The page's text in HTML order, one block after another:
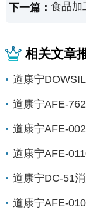
下一篇：
相关文章